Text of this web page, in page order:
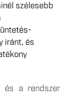
szélesebb
iránt, és
és a rendszer